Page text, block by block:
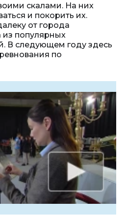
скалами. На них
и покорить их.
от города
из популярных
В следующем году здесь
по